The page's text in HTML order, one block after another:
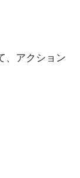
、アクション